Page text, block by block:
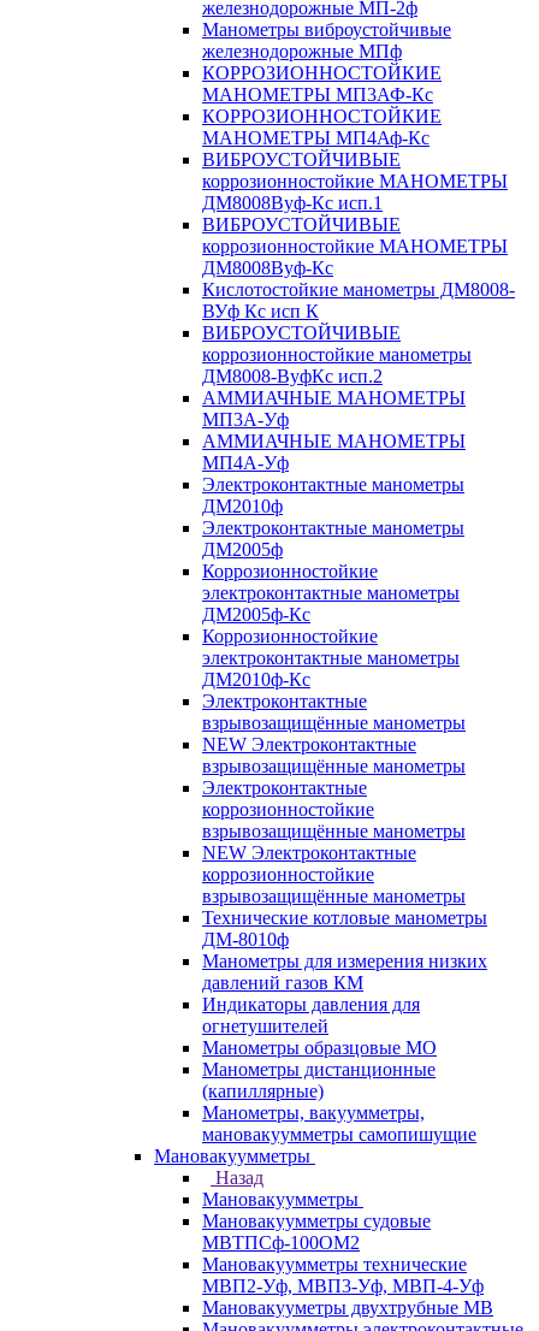
железнодорожные МП-2ф
Манометры виброустойчивые
железнодорожные МПф
КОРРОЗИОННОСТОЙКИЕ
МАНОМЕТРЫ МП3АФ-Кс
КОРРОЗИОННОСТОЙКИЕ
МАНОМЕТРЫ МП4Аф-Кс
ВИБРОУСТОЙЧИВЫЕ
коррозионностойкие МАНОМЕТРЫ
ДМ8008Вуф-Кс исп.1
ВИБРОУСТОЙЧИВЫЕ
коррозионностойкие МАНОМЕТРЫ
ДМ8008Вуф-Кс
Кислотостойкие манометры ДМ8008-
ВУф Кс исп К
ВИБРОУСТОЙЧИВЫЕ
коррозионностойкие манометры
ДМ8008-ВуфКс исп.2
АММИАЧНЫЕ МАНОМЕТРЫ
МП3А-Уф
АММИАЧНЫЕ МАНОМЕТРЫ
МП4А-Уф
Электроконтактные манометры
ДМ2010ф
Электроконтактные манометры
ДМ2005ф
Коррозионностойкие
электроконтактные манометры
ДМ2005ф-Кс
Коррозионностойкие
электроконтактные манометры
ДМ2010ф-Кс
Электроконтактные
взрывозащищённые манометры
NEW Электроконтактные
взрывозащищённые манометры
Электроконтактные
коррозионностойкие
взрывозащищённые манометры
NEW Электроконтактные
коррозионностойкие
взрывозащищённые манометры
Технические котловые манометры
ДМ-8010ф
Манометры для измерения низких
давлений газов КМ
Индикаторы давления для
огнетушителей
Манометры образцовые МО
Манометры дистанционные
(капиллярные)
Манометры, вакуумметры,
мановакуумметры самопишущие
Мановакуумметры
Назад
Мановакуумметры
Мановакуумметры судовые
МВТПСф-100ОМ2
Мановакуумметры технические
МВП2-Уф, МВП3-Уф, МВП-4-Уф
Мановакууметры двухтрубные МВ